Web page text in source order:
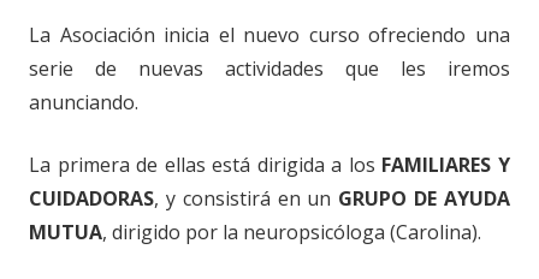
La Asociación inicia el nuevo curso ofreciendo una
serie de nuevas actividades que les iremos
anunciando.
La primera de ellas está dirigida a los FAMILIARES Y
CUIDADORAS, y consistirá en un GRUPO DE AYUDA
MUTUA, dirigido por la neuropsicóloga (Carolina).